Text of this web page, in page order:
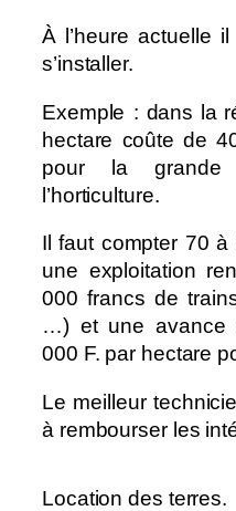
À l’heure actuelle
s’installer.
Exemple : dans la
hectare coûte de
pour la grande
l’horticulture.
Il faut compter 70
une exploitation
000 francs de
…) et une avance
000 F. par hectare
Le meilleur
à rembourser les
Location des terres.